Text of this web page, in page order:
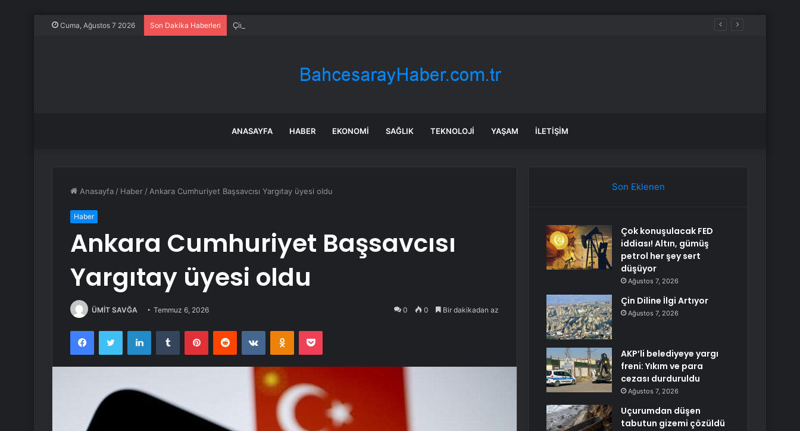
Cuma, Ağustos 7 2026 Son Dakika Haberleri Çin Diline İlgi Artıyor
ANASAYFA HABER EKONOMI SAĞLIK TEKNOLOJI YAŞAM İLETIŞIM
Anasayfa / Haber / Ankara Cumhuriyet Başsavcısı Yargıtay üyesi oldu
Haber
Ankara Cumhuriyet Başsavcısı
Yargıtay üyesi oldu
ÜMİT SAVĞA Temmuz 6, 2026 0 0 Bir dakikadan az
FacebookTwitter LinkedInTumblr PinterestReddit VKontakteOdnoklassniki
Pocket
Son Eklenen
Çok konuşulacak FED
iddiası! Altın, gümüş
petrol her şey sert
düşüyor
Ağustos 7, 2026
Çin Diline İlgi Artıyor
Ağustos 7, 2026
AKP’li belediyeye yargı
freni: Yıkım ve para
cezası durduruldu
Ağustos 7, 2026
Uçurumdan düşen
tabutun gizemi çözüldü